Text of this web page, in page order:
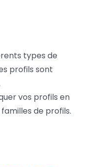
types de
profils sont
vos profils en
de profils.